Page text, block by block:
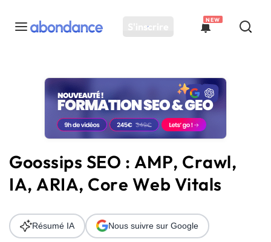
S'inscrire
NEW
Toutes les actus
Actus SEO
Plateforme
Solutions
Ressources
Audit SEO
Goossips SEO : AMP, Crawl,
IA, ARIA, Core Web Vitals
Résumé IA Nous suivre sur Google